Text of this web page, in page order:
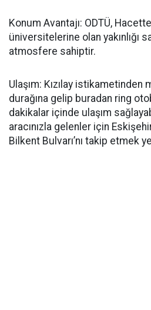
Konum Avantajı: ODTÜ,
üniversitelerine olan yakınlığı
atmosfere sahiptir.
Ulaşım: Kızılay istikametinden
durağına gelip buradan ring
dakikalar içinde ulaşım
aracınızla gelenler için
Bilkent Bulvarı’nı takip etmek